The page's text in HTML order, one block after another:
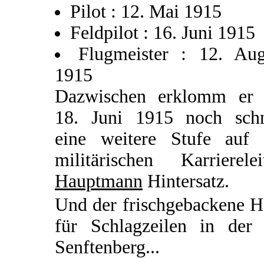
Pilot : 12. Mai 1915
Feldpilot : 16. Juni 1915
Flugmeister : 12.
1915
Dazwischen erklomm er
18. Juni 1915 noch
eine weitere Stufe auf
militärischen
Hauptmann Hintersatz.
Und der frischgebackene
für Schlagzeilen in der
Senftenberg...